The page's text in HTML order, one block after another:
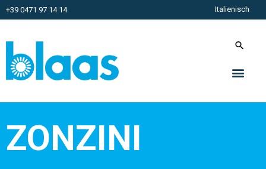
+39 0471 97 14 14 Italienisch
ZONZINI